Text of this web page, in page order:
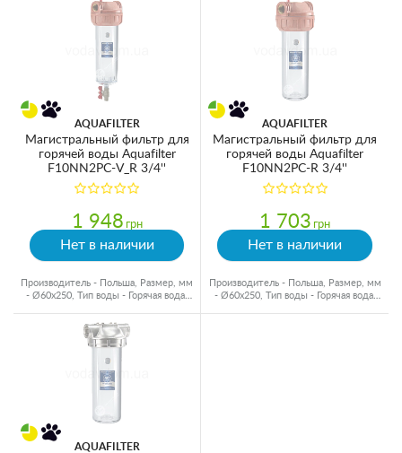
AQUAFILTER
Магистральный фильтр для
горячей воды Aquafilter
F10NN2PC-V_R 3/4''
1 948 грн
Нет в наличии
Производитель - Польша, Размер, мм
- Ø60x250, Тип воды - Горячая вода,
AQUAFILTER
Магистральный фильтр для
горячей воды Aquafilter
F10NN2PC-R 3/4''
1 703 грн
Нет в наличии
Производитель - Польша, Размер, мм
- Ø60x250, Тип воды - Горячая вода,
AQUAFILTER